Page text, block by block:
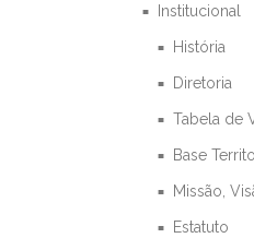
Institucional
História
Diretoria
Tabela de
Base
Missão,
Estatuto